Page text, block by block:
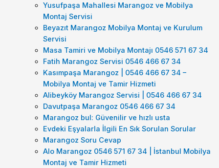
Yusufpaşa Mahallesi Marangoz ve Mobilya
Montaj Servisi
Beyazıt Marangoz Mobilya Montaj ve Kurulum
Servisi
Masa Tamiri ve Mobilya Montajı 0546 571 67 34
Fatih Marangoz Servisi 0546 466 67 34
Kasımpaşa Marangoz | 0546 466 67 34 –
Mobilya Montaj ve Tamir Hizmeti
Alibeyköy Marangoz Servisi | 0546 466 67 34
Davutpaşa Marangoz 0546 466 67 34
Marangoz bul: Güvenilir ve hızlı usta
Evdeki Eşyalarla İlgili En Sık Sorulan Sorular
Marangoz Soru Cevap
Alo Marangoz 0546 571 67 34 | İstanbul Mobilya
Montaj ve Tamir Hizmeti